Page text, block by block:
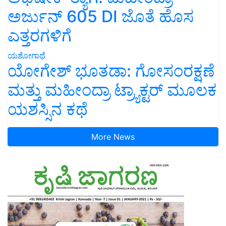
ಅರ್ಜುನ್ 605 DI ಜೊತೆ ಹೊಸ
ಎತ್ತರಗಳಿಗೆ
ಯಶೋಗಾಥೆ
ಯೋಗೇಶ್ ಭೂತಡಾ: ಗೋಸಂರಕ್ಷಣೆ
ಮತ್ತು ಮಹೀಂದ್ರಾ ಟ್ರ್ಯಾಕ್ಟರ್ ಮೂಲಕ
ಯಶಸ್ಸಿನ ಕಥೆ
More News